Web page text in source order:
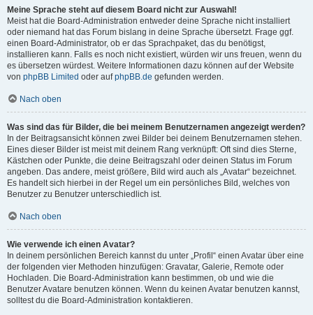
Meine Sprache steht auf diesem Board nicht zur Auswahl!
Meist hat die Board-Administration entweder deine Sprache nicht installiert
oder niemand hat das Forum bislang in deine Sprache übersetzt. Frage ggf.
einen Board-Administrator, ob er das Sprachpaket, das du benötigst,
installieren kann. Falls es noch nicht existiert, würden wir uns freuen, wenn du
es übersetzen würdest. Weitere Informationen dazu können auf der Website
von phpBB Limited oder aufphpBB.de gefunden werden.
Nach oben
Was sind das für Bilder, die bei meinem Benutzernamen angezeigt werden?
In der Beitragsansicht können zwei Bilder bei deinem Benutzernamen stehen.
Eines dieser Bilder ist meist mit deinem Rang verknüpft: Oft sind dies Sterne,
Kästchen oder Punkte, die deine Beitragszahl oder deinen Status im Forum
angeben. Das andere, meist größere, Bild wird auch als „Avatar“ bezeichnet.
Es handelt sich hierbei in der Regel um ein persönliches Bild, welches von
Benutzer zu Benutzer unterschiedlich ist.
Nach oben
Wie verwende ich einen Avatar?
In deinem persönlichen Bereich kannst du unter „Profil“ einen Avatar über eine
der folgenden vier Methoden hinzufügen: Gravatar, Galerie, Remote oder
Hochladen. Die Board-Administration kann bestimmen, ob und wie die
Benutzer Avatare benutzen können. Wenn du keinen Avatar benutzen kannst,
solltest du die Board-Administration kontaktieren.